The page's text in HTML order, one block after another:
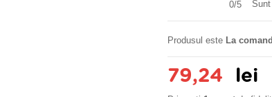
0/5 Sunt
Produsul este La
79,24 lei